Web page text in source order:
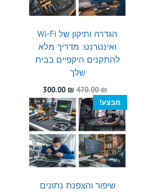
הגדרה ותיקון של Wi-Fi
ואינטרנט: מדריך מלא
להתקנים היקפיים בבית
שלך
470.00₪
המחיר
המקורי
היה:
470.00 ₪.
300.00 ₪
הנוכחי
הוא:
300.00 ₪.
מבצע!
שיפור והצפנת נתונים